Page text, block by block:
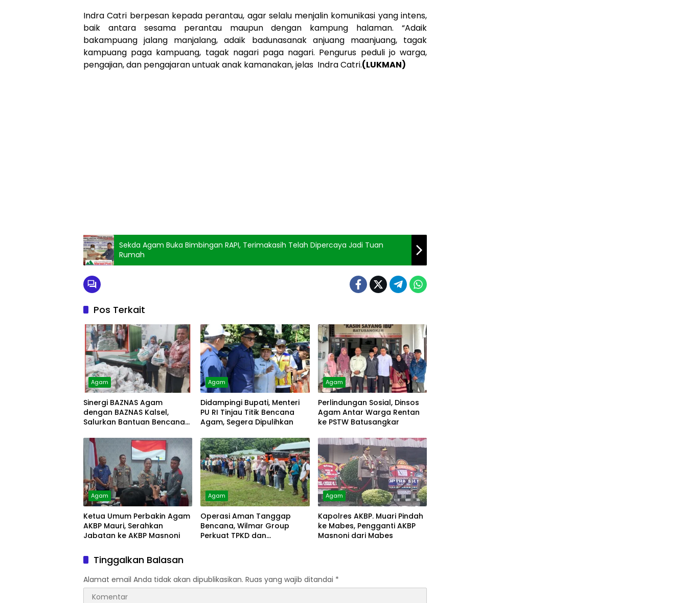
Indra Catri berpesan kepada perantau, agar selalu menjalin komunikasi yang intens,
baik antara sesama perantau maupun dengan kampung halaman. “Adaik
bakampuang jalang manjalang, adaik badunasanak anjuang maanjuang, tagak
kampuang paga kampuang, tagak nagari paga nagari. Pengurus peduli jo warga,
pengajian, dan pengajaran untuak anak kamanakan, jelas Indra Catri.(LUKMAN)
Sekda Agam Buka Bimbingan RAPI, Terimakasih Telah Dipercaya Jadi Tuan
Rumah
Pos Terkait
Agam
Sinergi BAZNAS Agam
dengan BAZNAS Kalsel,
Salurkan Bantuan Bencana
Agam
Didampingi Bupati, Menteri
PU RI Tinjau Titik Bencana
Agam, Segera Dipulihkan
Agam
Perlindungan Sosial, Dinsos
Agam Antar Warga Rentan
ke PSTW Batusangkar
Agam
Ketua Umum Perbakin Agam
AKBP Mauri, Serahkan
Jabatan ke AKBP Masnoni
Agam
Operasi Aman Tanggap
Bencana, Wilmar Group
Perkuat TPKD dan
Agam
Kapolres AKBP. Muari Pindah
ke Mabes, Pengganti AKBP
Masnoni dari Mabes
Tinggalkan Balasan
Alamat email Anda tidak akan dipublikasikan. Ruas yang wajib ditandai *